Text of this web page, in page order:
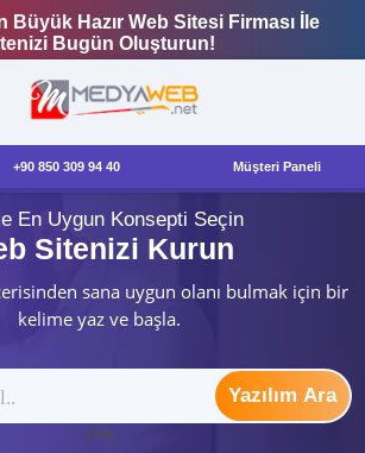
Büyük Hazır Web Sitesi Firması İle
Bugün Oluşturun!
+90 850 309 94 40 Müşteri Paneli
En Uygun Konsepti Seçin
Sitenizi Kurun
sana uygun olanı bulmak için bir
kelime yaz ve başla.
Yazılım Ara
ytag